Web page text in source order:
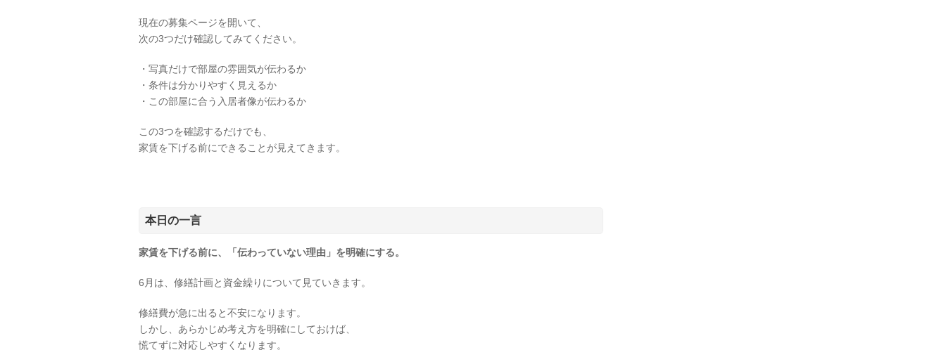
現在の募集ページを開いて、
次の3つだけ確認してみてください。
・写真だけで部屋の雰囲気が伝わるか
・条件は分かりやすく見えるか
・この部屋に合う入居者像が伝わるか
この3つを確認するだけでも、
家賃を下げる前にできることが見えてきます。
本日の一言
家賃を下げる前に、「伝わっていない理由」を明確にする。
6月は、修繕計画と資金繰りについて見ていきます。
修繕費が急に出ると不安になります。
しかし、あらかじめ考え方を明確にしておけば、
慌てずに対応しやすくなります。